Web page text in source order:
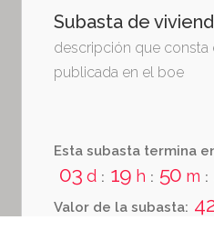
seiscientas veintinueve
Subasta de
descripción que consta
publicada en el boe
Esta subasta termina
03 d : 19 h : 50 m :
Valor de la subasta: